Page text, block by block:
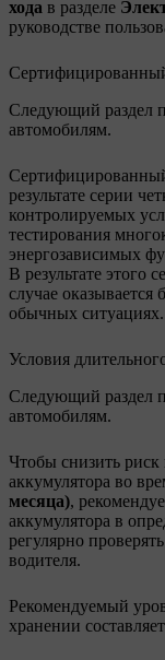
хода в разделе
руководстве
Следующий раздел
автомобилям.
Сертифицированный
результате серии
контролируемых
тестирования
энергозависимых
В результате этого
случае
обычных ситуациях.
Условия
Следующий раздел
автомобилям.
Чтобы снизить риск
аккумулятора во
месяца),
аккумулятора в
регулярно
водителя.
Рекомендуемый
хранении составляет